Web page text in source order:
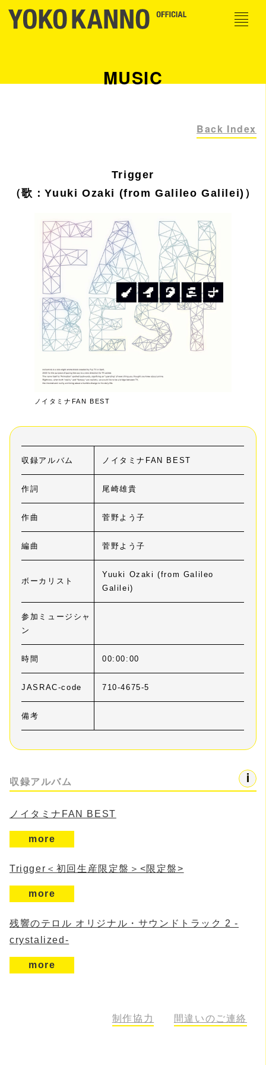
MUSIC
Back Index
Trigger
（歌：Yuuki Ozaki (from Galileo Galilei)）
ノイタミナFAN BEST
収録アルバム ノイタミナFAN BEST
作詞 尾崎雄貴
作曲 菅野よう子
編曲 菅野よう子
ボーカリスト
Yuuki Ozaki (from Galileo
Galilei)
参加ミュージシャ
ン
時間 00:00:00
JASRAC-code 710-4675-5
備考
収録アルバム
ノイタミナFAN BEST
more
Trigger＜初回生産限定盤＞<限定盤>
more
残響のテロル オリジナル・サウンドトラック 2 -
crystalized-
more
制作協力 間違いのご連絡